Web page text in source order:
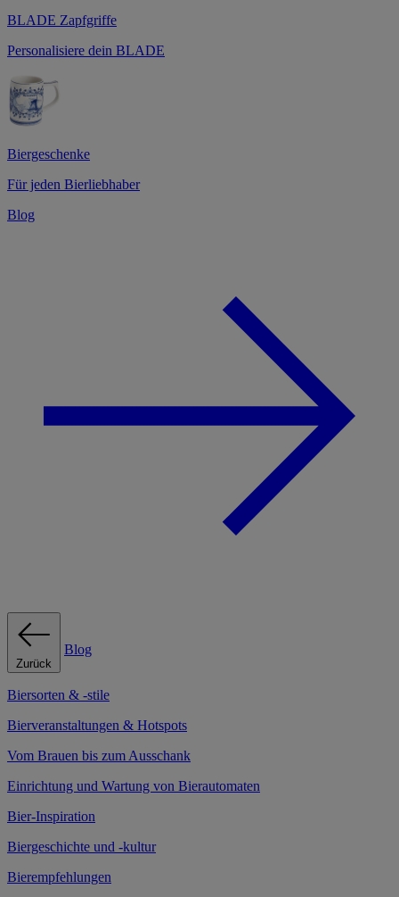
BLADE Zapfgriffe
Personalisiere dein BLADE
Biergeschenke
Für jeden Bierliebhaber
Blog
Zurück
Blog
Biersorten & -stile
Bierveranstaltungen & Hotspots
Vom Brauen bis zum Ausschank
Einrichtung und Wartung von Bierautomaten
Bier-Inspiration
Biergeschichte und -kultur
Bierempfehlungen